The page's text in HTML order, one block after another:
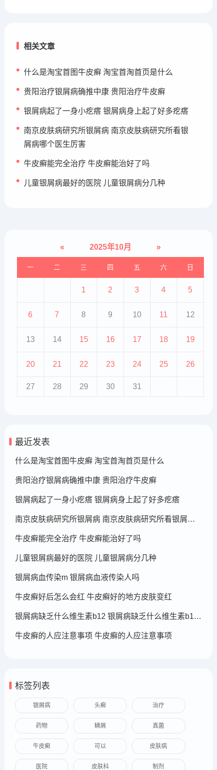
相关文章
什么是淘宝首图牛皮癣 淘宝首淘首页是什么
贵阳治疗银屑病确推中康 贵阳治疗牛皮癣
银屑病起了一身小疙瘩 银屑病身上起了好多疙瘩
南京皮肤病研究所银屑病 南京皮肤病研究所看银
屑病哪个医生厉害
牛皮癣能完全治疗 牛皮癣能治好了吗
儿童银屑病最好的医院 儿童银屑病分几种
« 2025年10月 »
一 二 三 四 五 六 日
1 2 3 4 5
6 7 8 9 10 11 12
13 14 15 16 17 18 19
20 21 22 23 24 25 26
27 28 29 30 31
最近发表
什么是淘宝首图牛皮癣 淘宝首淘首页是什么
贵阳治疗银屑病确推中康 贵阳治疗牛皮癣
银屑病起了一身小疙瘩 银屑病身上起了好多疙瘩
南京皮肤病研究所银屑病 南京皮肤病研究所看银屑病哪个医生厉害
牛皮癣能完全治疗 牛皮癣能治好了吗
儿童银屑病最好的医院 儿童银屑病分几种
银屑病血传染m 银屑病血液传染人吗
牛皮癣好后怎么会红 牛皮癣好的地方皮肤变红
银屑病缺乏什么维生素b12 银屑病缺乏什么维生素b12可以补充
牛皮癣的人应注意事项 牛皮癣的人应注意事项
标签列表
银屑病 头癣 治疗
药物 鳞屑 真菌
牛皮癣 可以 皮肤病
医院 皮肤科 制剂